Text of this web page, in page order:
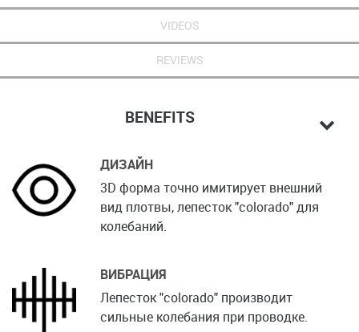
VIDEOS
REVIEWS
BENEFITS
ДИЗАЙН
3D форма точно имитирует внешний
вид плотвы, лепесток "colorado" для
колебаний.
ВИБРАЦИЯ
Лепесток "colorado" производит
сильные колебания при проводке.